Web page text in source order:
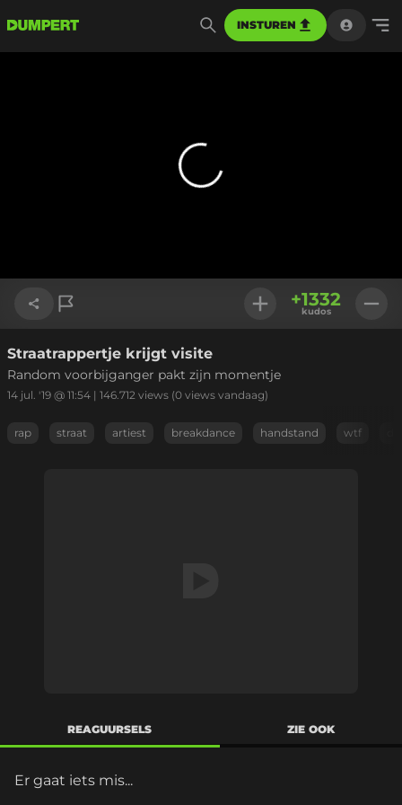
INSTUREN
Link kopiëren
+1332
kudos
Straatrappertje krijgt visite
Random voorbijganger pakt zijn momentje
14 jul. '19 @ 11:54 | 146.712 views (0 views vandaag)
rap straat artiest breakdance handstand wtf
REAGUURSELS ZIE OOK
Er gaat iets mis...